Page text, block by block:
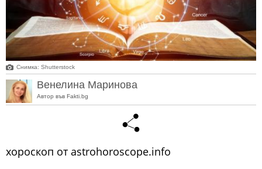
Снимка: Shutterstock
Венелина Маринова
Автор във Fakti.bg
хороскоп от astrohoroscope.info